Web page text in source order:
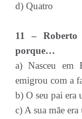
d) Quatro
11 – Roberto
porque…
a) Nasceu em
emigrou com a
b) O seu pai era
c) A sua mãe